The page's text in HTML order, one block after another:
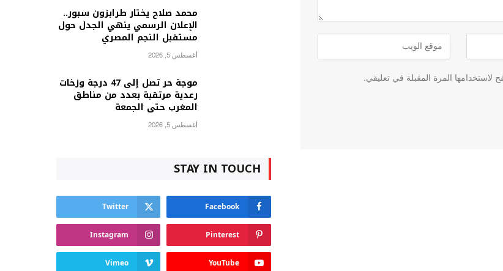
لاستخدامها المرة المقبلة في تعليقي.
محمد صلاح يختار طرابزون سبور..
الإعلان الرسمي ينهي الجدل حول
مستقبل النجم المصري
أغسطس 5, 2026
موجة حر تصل إلى 47 درجة وزخات
رعدية مرتقبة بعدد من مناطق
المغرب حتى الجمعة
أغسطس 5, 2026
STAY IN TOUCH
Facebook
Twitter
Pinterest
Instagram
YouTube
Vimeo